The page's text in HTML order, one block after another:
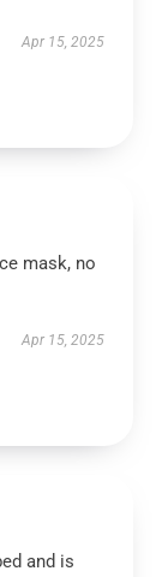
Apr 15, 2025
mask, no
Apr 15, 2025
and is